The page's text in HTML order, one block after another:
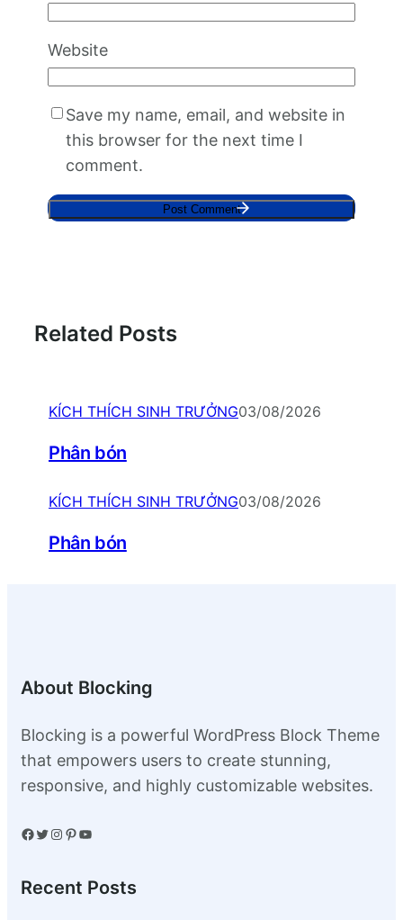
Website
Save my name, email, and website in
this browser for the next time I
comment.
Related Posts
KÍCH THÍCH SINH TRƯỞNG03/08/2026
Phân bón
KÍCH THÍCH SINH TRƯỞNG03/08/2026
Phân bón
About Blocking
Blocking is a powerful WordPress Block Theme
that empowers users to create stunning,
responsive, and highly customizable websites.
Facebook Twitter Instagram Pinterest YouTube
Recent Posts